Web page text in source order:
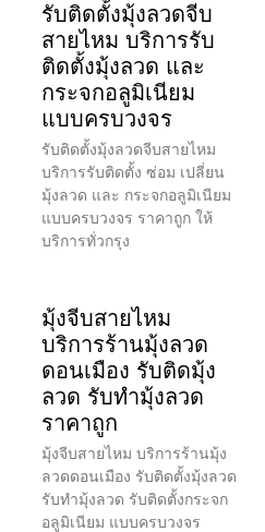
รับติดตั้งมุ้งลวดจีบ
สายไหม บริการรับ
ติดตั้งมุ้งลวด และ
กระจกอลูมิเนียม
แบบครบวงจร
รับติดตั้งมุ้งลวดจีบสายไหม
บริการรับติดตั้ง ซ่อม เปลี่ยน
มุ้งลวด และ กระจกอลูมิเนียม
แบบครบวงจร ราคาถูก ให้
บริการทั่วกรุง
มุ้งจีบสายไหม
บริการร้านมุ้งลวด
ดอนเมือง รับติดมุ้ง
ลวด รับทำมุ้งลวด
ราคาถูก
มุ้งจีบสายไหม บริการร้านมุ้ง
ลวดดอนเมือง รับติดตั้งมุ้งลวด
รับทำมุ้งลวด รับติดตั้งกระจก
อลูมิเนียม แบบครบวงจร